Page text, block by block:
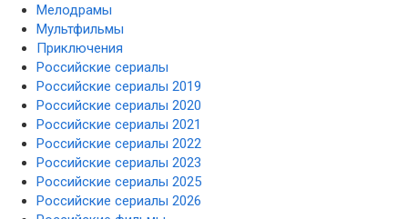
Мелодрамы
Мультфильмы
Приключения
Российские сериалы
Российские сериалы 2019
Российские сериалы 2020
Российские сериалы 2021
Российские сериалы 2022
Российские сериалы 2023
Российские сериалы 2025
Российские сериалы 2026